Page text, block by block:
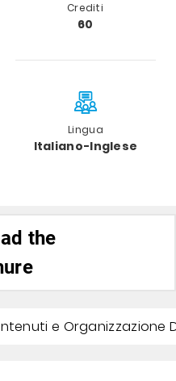
Crediti
60
Lingua
Italiano-Inglese
the
e Organizzazione